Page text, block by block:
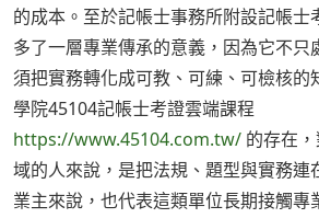
的成本。至於記帳士事務所附設記帳士
多了一層專業傳承的意義，因為它不只
須把實務轉化成可教、可練、可檢核的
學院45104記帳士考證雲端課程
https://www.45104.com.tw/ 的存在
域的人來說，是把法規、題型與實務連
業主來說，也代表這類單位長期接觸專